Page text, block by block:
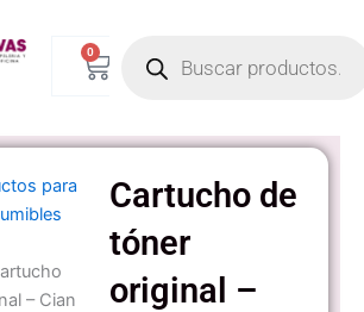
0
Carrito
search
para
– Cian
Cartucho de
tóner
original –